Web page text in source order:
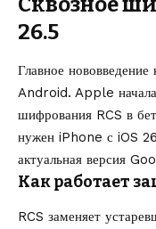
26.5
Главное
Android. Apple начала
шифрования RCS в
нужен iPhone с iOS
актуальная версия
Как работает
RCS заменяет